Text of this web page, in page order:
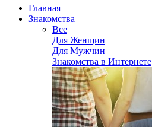
Главная
Знакомства
Все
Для Женщин
Для Мужчин
Знакомства в Интернете